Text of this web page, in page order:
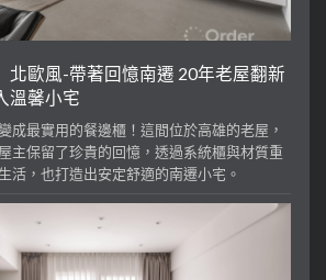
北歐風-帶著回憶南遷 20年老屋翻新
溫馨小宅
成最實用的餐邊櫃！這間位於高雄的老屋，
主保留了珍貴的回憶，透過系統櫃與材質重
活，也打造出安定舒適的南遷小宅。